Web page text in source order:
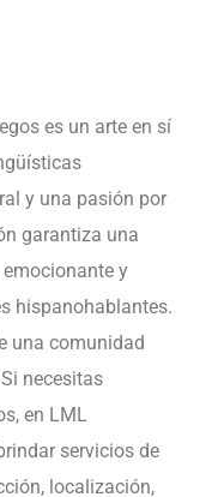
es un arte en sí
y una pasión por
garantiza una
y
hispanohablantes.
una comunidad
necesitas
en LML
servicios de
localización,